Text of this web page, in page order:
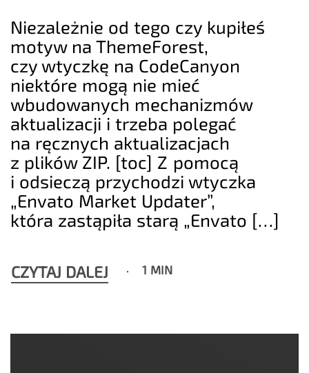
Niezależnie od tego czy kupiłeś
motyw na ThemeForest,
czy wtyczkę na CodeCanyon
niektóre mogą nie mieć
wbudowanych mechanizmów
aktualizacji i trzeba polegać
na ręcznych aktualizacjach
z plików ZIP. [toc] Z pomocą
i odsieczą przychodzi wtyczka
„Envato Market Updater”,
która zastąpiła starą „Envato […]
CZYTAJ DALEJ 1 MIN